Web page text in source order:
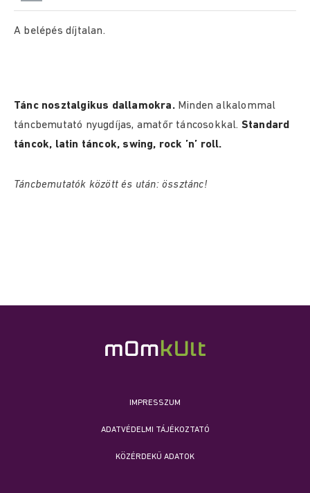
A belépés díjtalan.
Tánc nosztalgikus dallamokra.Minden alkalommal
táncbemutató nyugdíjas, amatőr táncosokkal. Standard
táncok, latin táncok, swing, rock ’n’ roll.
Táncbemutatók között és után: össztánc!
IMPRESSZUM
ADATVÉDELMI TÁJÉKOZTATÓ
KÖZÉRDEKŰ ADATOK